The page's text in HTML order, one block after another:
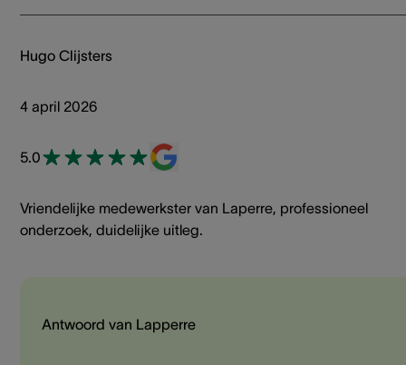
Hugo Clijsters
4 april 2026
5.0
Vriendelijke medewerkster van Laperre, professioneel
onderzoek, duidelijke uitleg.
Antwoord van Lapperre